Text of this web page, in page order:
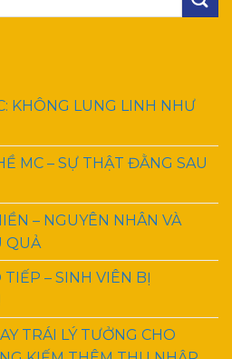
KHÔNG LUNG LINH NHƯ
MC – SỰ THẬT ĐẰNG SAU
– NGUYÊN NHÂN VÀ
QUẢ
– SINH VIÊN BỊ
TRÁI LÝ TƯỞNG CHO